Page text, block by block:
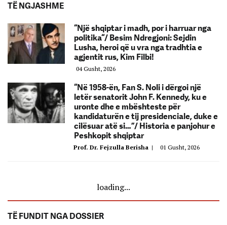
TË NGJASHME
“Një shqiptar i madh, por i harruar nga
politika“/ Besim Ndregjoni: Sejdin
Lusha, heroi që u vra nga tradhtia e
agjentit rus, Kim Filbi!
04 Gusht, 2026
“Në 1958-ën, Fan S. Noli i dërgoi një
letër senatorit John F. Kennedy, ku e
uronte dhe e mbështeste për
kandidaturën e tij presidenciale, duke e
cilësuar atë si…”/ Historia e panjohur e
Peshkopit shqiptar
Prof. Dr. Fejzulla Berisha | 01 Gusht, 2026
loading...
TË FUNDIT NGA DOSSIER